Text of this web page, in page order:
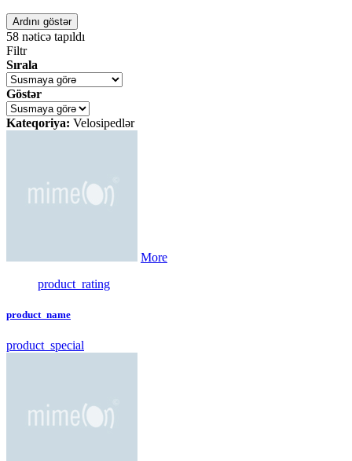
Ardını göstər
58 nəticə tapıldı
Filtr
Sırala
Göstər
Kateqoriya: Velosipedlər
More
product_rating
product_name
product_special